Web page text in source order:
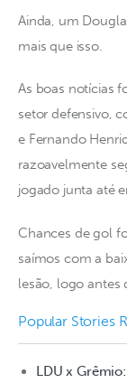
Ainda, um
mais que isso.
As boas notícias
setor defensivo,
e Fernando
razoavelmente
jogado junta até
Chances de gol
saímos com a
lesão, logo antes
Popular Stories
LDU x